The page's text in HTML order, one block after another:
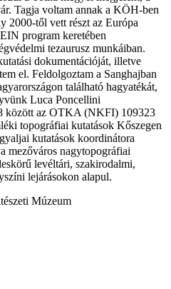
Tagja voltam annak a KÖH-ben
2000-től vett részt az Európa
program keretében
tezaurusz munkáiban.
dokumentációját, illetve
el. Feldolgoztam a Sanghajban
található hagyatékát,
Luca Poncellini
között az OTKA (NKFI) 109323
topográfiai kutatások Kőszegen
kutatások koordinátora
mezőváros nagytopográfiai
levéltári, szakirodalmi,
lejárásokon alapul.
Múzeum